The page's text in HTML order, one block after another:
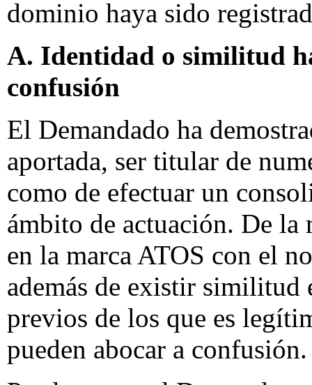
dominio haya sido
A. Identidad o similitud
confusión
El Demandado ha
aportada, ser titular de
como de efectuar un
ámbito de actuación. De la
en la marca ATOS con el
además de existir similitud
previos de los que es
pueden abocar a confusión.